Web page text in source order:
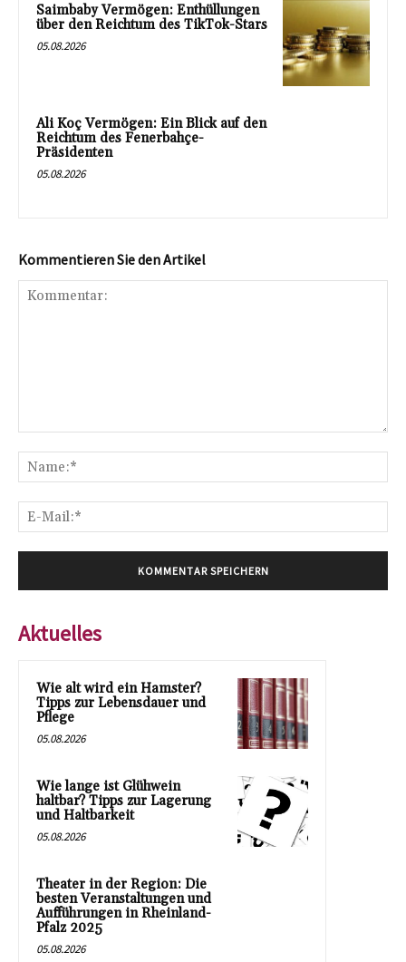
Saimbaby Vermögen: Enthüllungen
über den Reichtum des TikTok-Stars
05.08.2026
Ali Koç Vermögen: Ein Blick auf den
Reichtum des Fenerbahçe-
Präsidenten
05.08.2026
Kommentieren Sie den Artikel
Aktuelles
Wie alt wird ein Hamster?
Tipps zur Lebensdauer und
Pflege
05.08.2026
Wie lange ist Glühwein
haltbar? Tipps zur Lagerung
und Haltbarkeit
05.08.2026
Theater in der Region: Die
besten Veranstaltungen und
Aufführungen in Rheinland-
Pfalz 2025
05.08.2026